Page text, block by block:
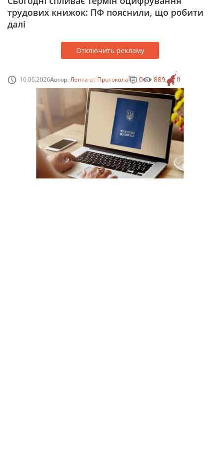
трудових книжок: ПФ пояснили, що робити
далі
Отключить рекламу
10.06.2026Автор:Лента от Протокола 0
0 889